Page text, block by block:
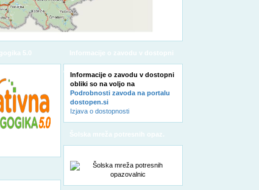
5.0 Informacije o zavodu v dostopni
oblikiInformacije o zavodu v dostopni
obliki so na voljo na
Podrobnosti zavoda na portalu
dostopen.si
Izjava o dostopnosti
Šolska mreža potresnih opaz.